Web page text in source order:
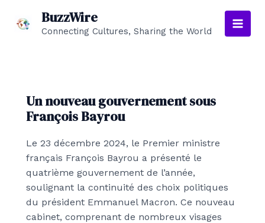
BuzzWire
Connecting Cultures, Sharing the World
Main
Un nouveau gouvernement sous
François Bayrou
Le 23 décembre 2024, le Premier ministre
français François Bayrou a présenté le
quatrième gouvernement de l’année,
soulignant la continuité des choix politiques
du président Emmanuel Macron. Ce nouveau
cabinet, comprenant de nombreux visages